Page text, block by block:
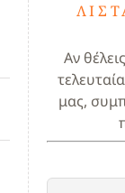
Αν
μας,